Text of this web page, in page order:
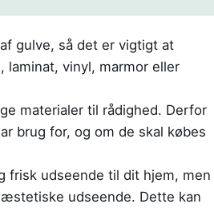
gulve, så det er vigtigt at
vinyl, marmor eller
materialer til rådighed. Derfor
brug for, og om de skal købes
frisk udseende til dit hjem, men
udseende. Dette kan